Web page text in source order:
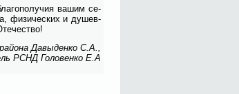
ва­шим се­
физи­че­ских и ду­шев­
Да­вы­ден­ко С.А.,
РСНД Го­ло­вен­ко Е.А